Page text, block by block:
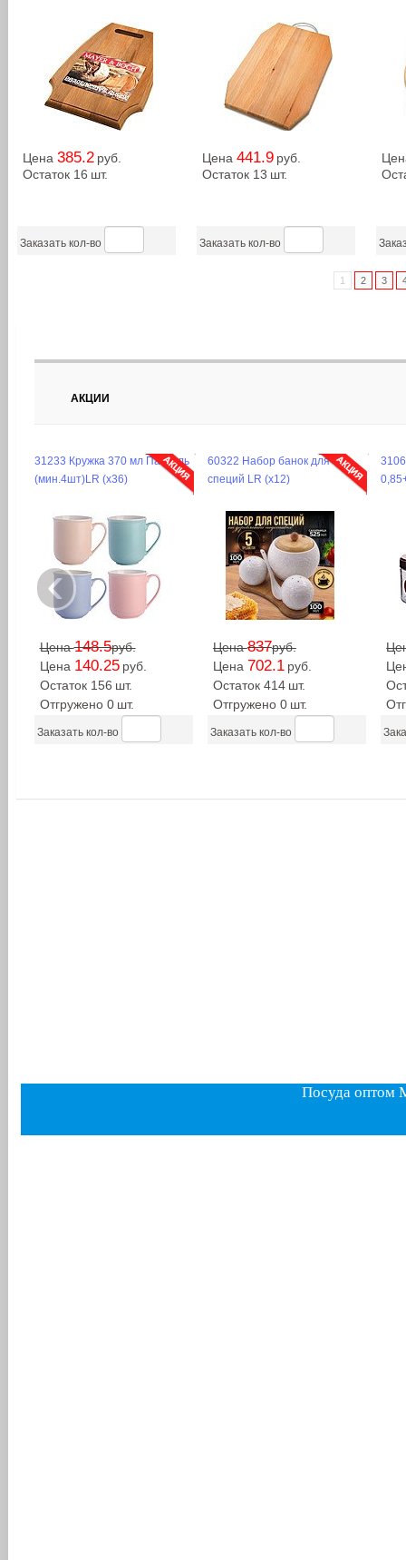
Цена 385.2 руб.
Остаток 16 шт.
Заказать кол-во
Цена 441.9 руб.
Остаток 13 шт.
Заказать кол-во
1 2 3
АКЦИИ
31233 Кружка 370 мл Пастель
(мин.4шт)LR (х36)
Цена148.5руб.
Цена 140.25 руб.
Остаток 156 шт.
Отгружено 0 шт.
Заказать кол-во
60322 Набор банок для
специй LR (х12)
Цена837руб.
Цена 702.1 руб.
Остаток 414 шт.
Отгружено 0 шт.
Заказать кол-во
‹
Посуда оптом